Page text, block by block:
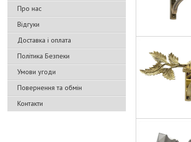
Про нас
Відгуки
Доставка і оплата
Політика Безпеки
Умови угоди
Повернення та обмін
Контакти